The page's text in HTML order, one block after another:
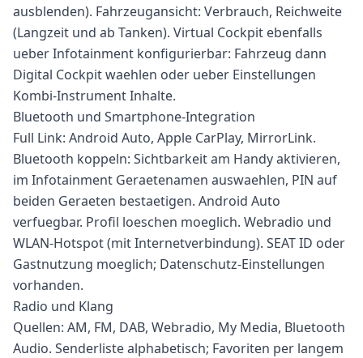
ausblenden). Fahrzeugansicht: Verbrauch, Reichweite
(Langzeit und ab Tanken). Virtual Cockpit ebenfalls
ueber Infotainment konfigurierbar: Fahrzeug dann
Digital Cockpit waehlen oder ueber Einstellungen
Kombi-Instrument Inhalte.
Bluetooth und Smartphone-Integration
Full Link: Android Auto, Apple CarPlay, MirrorLink.
Bluetooth koppeln: Sichtbarkeit am Handy aktivieren,
im Infotainment Geraetenamen auswaehlen, PIN auf
beiden Geraeten bestaetigen. Android Auto
verfuegbar. Profil loeschen moeglich. Webradio und
WLAN-Hotspot (mit Internetverbindung). SEAT ID oder
Gastnutzung moeglich; Datenschutz-Einstellungen
vorhanden.
Radio und Klang
Quellen: AM, FM, DAB, Webradio, My Media, Bluetooth
Audio. Senderliste alphabetisch; Favoriten per langem